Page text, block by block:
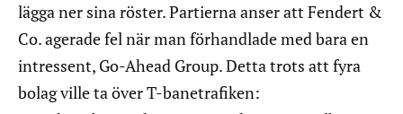
lägga ner sina röster. Partierna anser att Fendert &
Co. agerade fel när man förhandlade med bara en
intressent, Go-Ahead Group. Detta trots att fyra
bolag ville ta över T-banetrafiken: